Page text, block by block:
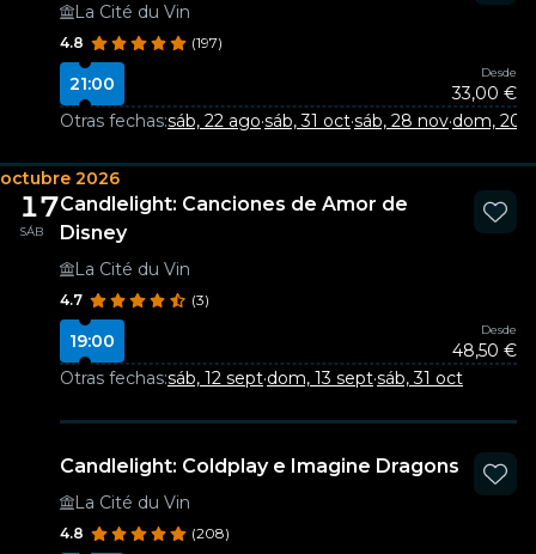
La Cité du Vin
4.8 (197)
21:00
Desde
33,00 €
Otras fechas:sáb, 22 ago·sáb, 31 oct·sáb, 28 nov·dom, 20
octubre 2026
17
SÁB
Candlelight: Canciones de Amor de
Disney
La Cité du Vin
4.7 (3)
19:00
Desde
48,50 €
Otras fechas:sáb, 12 sept·dom, 13 sept·sáb, 31 oct
Candlelight: Coldplay e Imagine Dragons
La Cité du Vin
4.8 (208)